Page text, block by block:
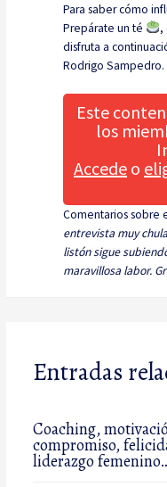
Para saber cómo
Prepárate un té
,
disfruta a
Rodrigo Sampedro.
Este
los
Accede o
Comentarios sobre
entrevista muy
listón sigue
maravillosa labor.
Entradas
Coaching,
compromiso,
liderazgo